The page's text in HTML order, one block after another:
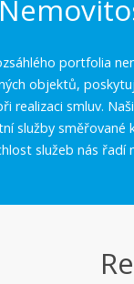
portfolia
objektů,
realizaci smluv.
služby
služeb nás řadí